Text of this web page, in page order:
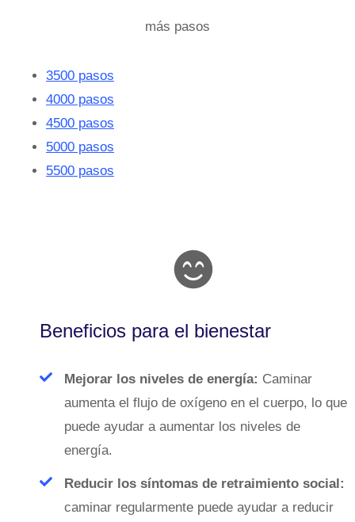
más pasos
3500 pasos
4000 pasos
4500 pasos
5000 pasos
5500 pasos
Beneficios para el bienestar
Mejorar los niveles de energía: Caminar
aumenta el flujo de oxígeno en el cuerpo, lo que
puede ayudar a aumentar los niveles de
energía.
Reducir los síntomas de retraimiento social:
caminar regularmente puede ayudar a reducir